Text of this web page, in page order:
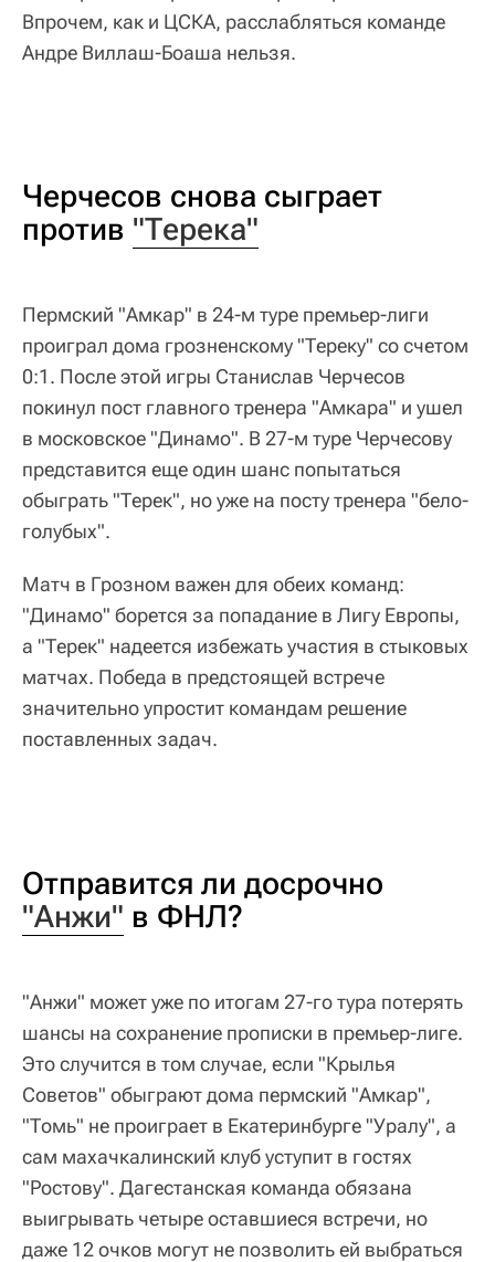
Впрочем, как и ЦСКА, расслабляться команде
Андре Виллаш-Боаша нельзя.
Черчесов снова сыграет
против "Терека"
Пермский "Амкар" в 24-м туре премьер-лиги
проиграл дома грозненскому "Тереку" со счетом
0:1. После этой игры Станислав Черчесов
покинул пост главного тренера "Амкара" и ушел
в московское "Динамо". В 27-м туре Черчесову
представится еще один шанс попытаться
обыграть "Терек", но уже на посту тренера "бело-
голубых".
Матч в Грозном важен для обеих команд:
"Динамо" борется за попадание в Лигу Европы,
а "Терек" надеется избежать участия в стыковых
матчах. Победа в предстоящей встрече
значительно упростит командам решение
поставленных задач.
Отправится ли досрочно
"Анжи" в ФНЛ?
"Анжи" может уже по итогам 27-го тура потерять
шансы на сохранение прописки в премьер-лиге.
Это случится в том случае, если "Крылья
Советов" обыграют дома пермский "Амкар",
"Томь" не проиграет в Екатеринбурге "Уралу", а
сам махачкалинский клуб уступит в гостях
"Ростову". Дагестанская команда обязана
выигрывать четыре оставшиеся встречи, но
даже 12 очков могут не позволить ей выбраться